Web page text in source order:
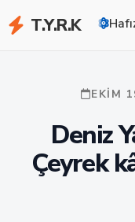
T.Y.R.K
EKIM
Deniz
Çeyrek